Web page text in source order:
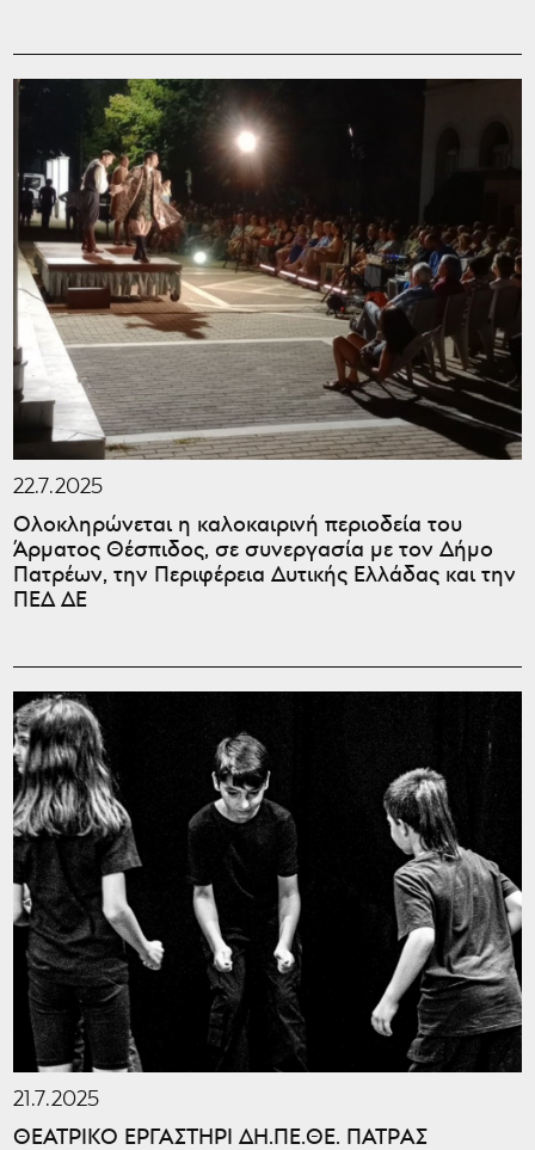
22.7.2025
Ολοκληρώνεται η καλοκαιρινή περιοδεία του
Άρματος Θέσπιδος, σε συνεργασία με τον Δήμο
Πατρέων, την Περιφέρεια Δυτικής Ελλάδας και την
ΠΕΔ ΔΕ
21.7.2025
ΘΕΑΤΡΙΚΟ ΕΡΓΑΣΤΗΡΙ ΔΗ.ΠΕ.ΘΕ. ΠΑΤΡΑΣ